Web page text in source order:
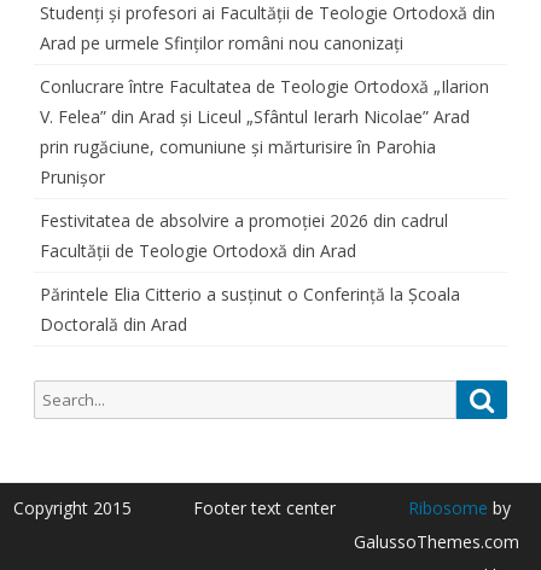
Studenți și profesori ai Facultății de Teologie Ortodoxă din
Arad pe urmele Sfinților români nou canonizați
Conlucrare între Facultatea de Teologie Ortodoxă „Ilarion
V. Felea” din Arad și Liceul „Sfântul Ierarh Nicolae” Arad
prin rugăciune, comuniune și mărturisire în Parohia
Prunișor
Festivitatea de absolvire a promoției 2026 din cadrul
Facultății de Teologie Ortodoxă din Arad
Părintele Elia Citterio a susținut o Conferință la Școala
Doctorală din Arad
Search
for:
Copyright 2015 Footer text center Ribosome by
GalussoThemes.com